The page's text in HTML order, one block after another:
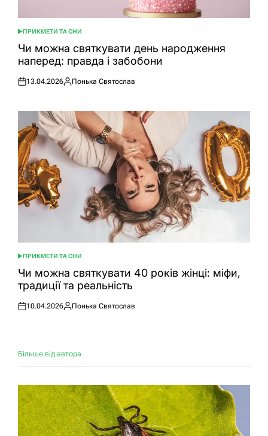
ОПУБЛІКУВАТИ
У
ПРИКМЕТИ ТА СНИ
Чи можна святкувати день народження
наперед: правда і забобони
Оприлюднено
13.04.2026
Опубліковано
Понька Святослав
ОПУБЛІКУВАТИ
У
ПРИКМЕТИ ТА СНИ
Чи можна святкувати 40 років жінці: міфи,
традиції та реальність
Оприлюднено
10.04.2026
Опубліковано
Понька Святослав
Більше від автора